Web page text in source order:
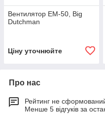
Вентилятор EM-50, Big
Dutchman
Ціну уточнюйте
Про нас
Рейтинг не
Менше 5 відгуків за